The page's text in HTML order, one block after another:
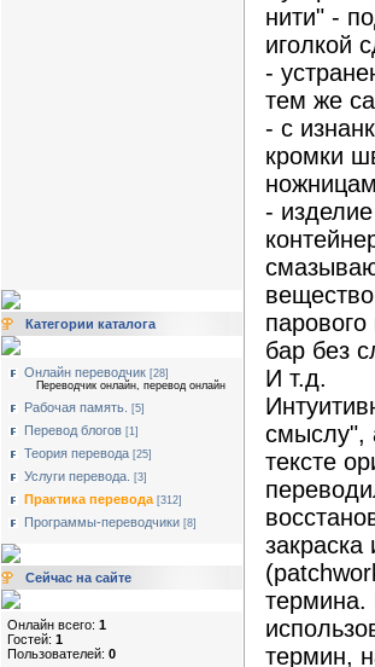
Категории каталога
Онлайн переводчик [28]
Переводчик онлайн, перевод онлайн
Рабочая память. [5]
Перевод блогов [1]
Теория перевода [25]
Услуги перевода. [3]
Практика перевода [312]
Программы-переводчики [8]
Сейчас на сайте
Онлайн всего: 1
Гостей: 1
Пользователей: 0
нити" -
иголкой
-
тем же
- с
кромки
-
бар без
И т.д.
смыслу",
тексте
термина.
термин,